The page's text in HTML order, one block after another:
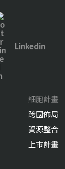
Linkedin
細胞計畫
跨國佈局
資源整合
上市計畫